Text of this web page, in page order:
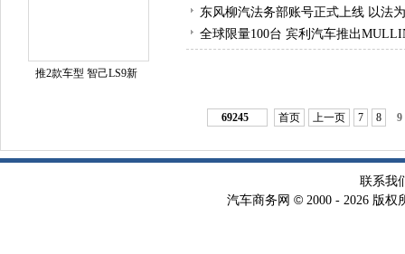
推2款车型 智己LS9新
东风柳汽法务部账号正式上线 以法
全球限量100台 宾利汽车推出
69245 首页 上一页 7 8 9
联系我
汽车商务网 © 2000 - 2026 版权